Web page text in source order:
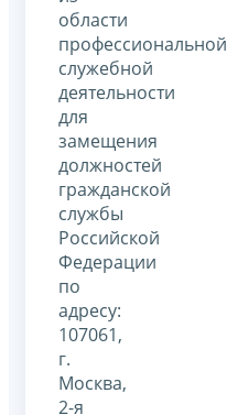
области
профессиональной
служебной
деятельности
для
замещения
должностей
гражданской
службы
Российской
Федерации
по
адресу:
107061,
г.
Москва,
2-я